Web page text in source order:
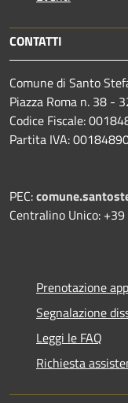
CONTATTI
Comune di Santo
Piazza Roma n. 38 -
Codice Fiscale:
Partita IVA:
PEC:
Centralino Unico:
Prenotazione
Segnalazione
Leggi le FAQ
Richiesta